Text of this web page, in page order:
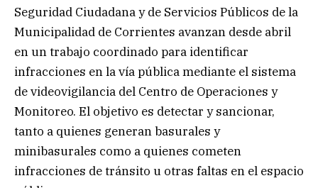
Seguridad Ciudadana y de Servicios Públicos de la
Municipalidad de Corrientes avanzan desde abril
en un trabajo coordinado para identificar
infracciones en la vía pública mediante el sistema
de videovigilancia del Centro de Operaciones y
Monitoreo. El objetivo es detectar y sancionar,
tanto a quienes generan basurales y
minibasurales como a quienes cometen
infracciones de tránsito u otras faltas en el espacio